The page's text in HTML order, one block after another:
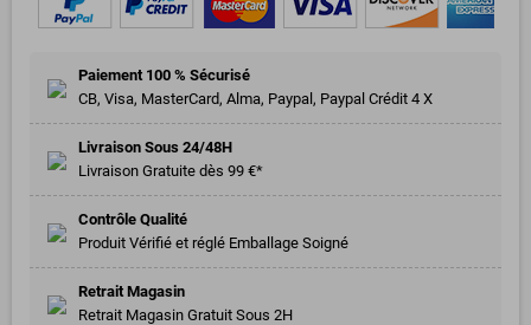
Paiement 100 % Sécurisé
CB, Visa, MasterCard, Alma, Paypal, Paypal Crédit 4 X
Livraison Sous 24/48H
Livraison Gratuite dès 99 €*
Contrôle Qualité
Produit Vérifié et réglé Emballage Soigné
Retrait Magasin
Retrait Magasin Gratuit Sous 2H